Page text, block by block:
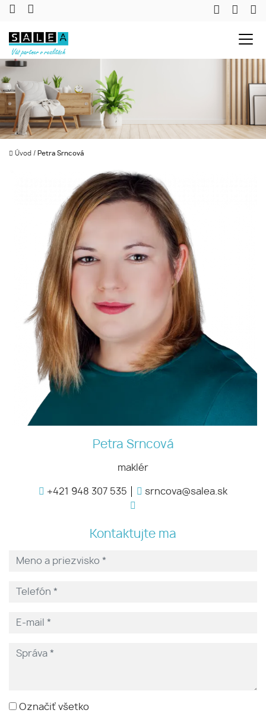
Úvod / Petra Srncová
Petra Srncová
maklér
+421 948 307 535 srncova@salea.sk
Kontaktujte ma
Označiť všetko